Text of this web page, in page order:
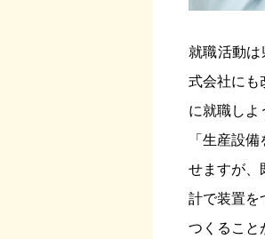
就職活動
式会社にも
に就職しよ
「生産設
せますが、
計で装置を
つくること